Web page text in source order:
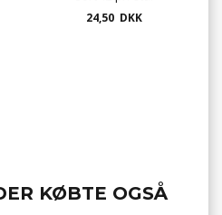
24,50 DKK
KØBTE OGSÅ